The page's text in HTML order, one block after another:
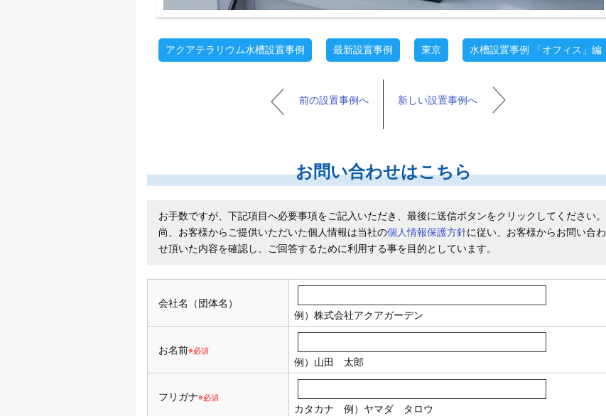
アクアテラリウム水槽設置事例 最新設置事例 東京 水槽設置事例 「オフィス」編
前の設置事例へ 新しい設置事例へ
お問い合わせはこちら
お手数ですが、下記項目へ必要事項をご記入いただき、最後に送信ボタンをクリックしてください。
尚、お客様からご提供いただいた個人情報は当社の個人情報保護方針に従い、お客様からお問い合わ
せ頂いた内容を確認し、ご回答するために利用する事を目的としています。
会社名（団体名）
例）株式会社アクアガーデン
お名前※必須
例）山田 太郎
フリガナ※必須
カタカナ 例）ヤマダ タロウ